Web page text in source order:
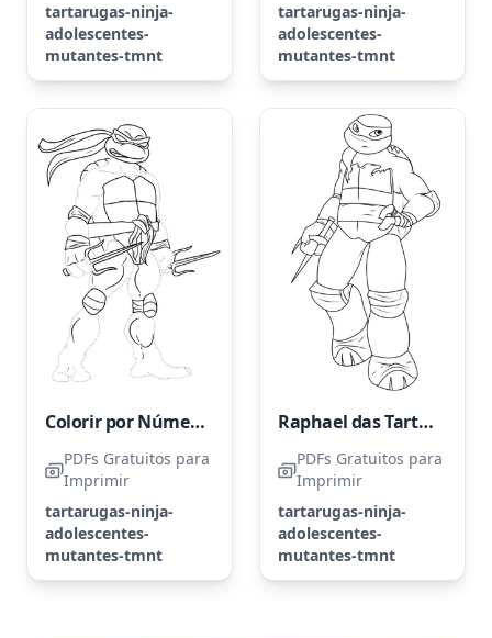
tartarugas-ninja-
adolescentes-
mutantes-tmnt
tartarugas-ninja-
adolescentes-
mutantes-tmnt
Colorir por Número com Raphael
PDFs Gratuitos para
Imprimir
tartarugas-ninja-
adolescentes-
mutantes-tmnt
Raphael das Tartarugas Ninja
PDFs Gratuitos para
Imprimir
tartarugas-ninja-
adolescentes-
mutantes-tmnt